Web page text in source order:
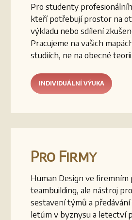
Pro studenty
kteří potřebují prostor na
výkladu nebo sdílení
Pracujeme na vašich
studiích, ne na obecné teorii.
INDIVIDUÁLNÍ VÝUKA
Pro Firmy
Human Design ve
teambuilding, ale nástroj
sestavení týmů a předávání
letům v byznysu a letectví